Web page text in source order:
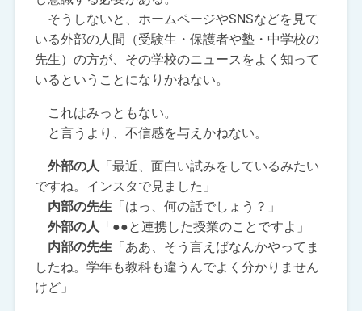
そうしないと、ホームページやSNSなどを見て
いる外部の人間（受験生・保護者や塾・中学校の
先生）の方が、その学校のニュースをよく知って
いるということになりかねない。
これはみっともない。
と言うより、不信感を与えかねない。
外部の人 「最近、面白い試みをしているみたい
ですね。インスタで見ました」
内部の先生「はっ、何の話でしょう？」
外部の人 「●●と連携した授業のことですよ」
内部の先生「ああ、そう言えばなんかやってま
したね。学年も教科も違うんでよく分かりません
けど」